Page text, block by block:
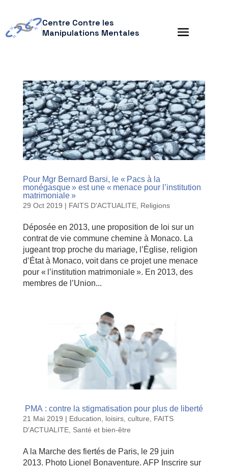
Centre Contre les
Manipulations Mentales
Pour Mgr Bernard Barsi, le « Pacs à la
monégasque » est une « menace pour l’institution
matrimoniale »
29 Oct 2019 | FAITS D'ACTUALITE, Religions
Déposée en 2013, une proposition de loi sur un
contrat de vie commune chemine à Monaco. La
jugeant trop proche du mariage, l’Église, religion
d’État à Monaco, voit dans ce projet une menace
pour « l’institution matrimoniale ». En 2013, des
membres de l’Union...
PMA : contre la stigmatisation pour plus de liberté
21 Mai 2019 | Education, loisirs, culture, FAITS
D'ACTUALITE, Santé et bien-être
A la Marche des fiertés de Paris, le 29 juin
2013. Photo Lionel Bonaventure. AFP Inscrire sur